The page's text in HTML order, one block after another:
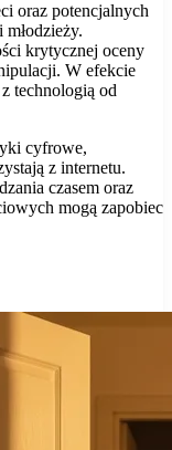
oraz potencjalnych
krytycznej oceny
W efekcie
technologią od
cyfrowe,
z internetu.
czasem oraz
mogą zapobiec